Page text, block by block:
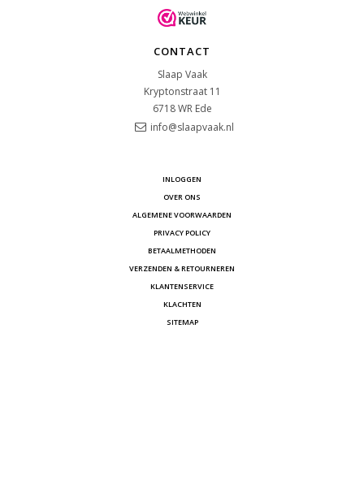
CONTACT
Slaap Vaak
Kryptonstraat 11
6718 WR Ede
info@slaapvaak.nl
INLOGGEN
OVER ONS
ALGEMENE VOORWAARDEN
PRIVACY POLICY
BETAALMETHODEN
VERZENDEN & RETOURNEREN
KLANTENSERVICE
KLACHTEN
SITEMAP